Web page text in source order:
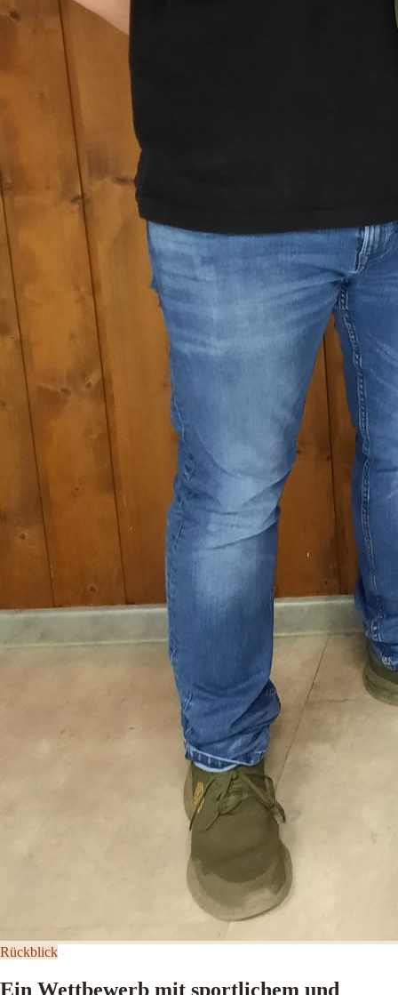
Rückblick
Ein Wettbewerb mit sportlichem und